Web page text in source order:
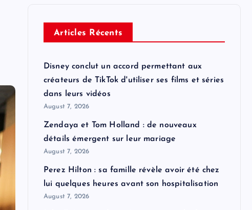
Articles Récents
Disney conclut un accord permettant aux
créateurs de TikTok d'utiliser ses films et séries
dans leurs vidéos
August 7, 2026
Zendaya et Tom Holland : de nouveaux
détails émergent sur leur mariage
August 7, 2026
Perez Hilton : sa famille révèle avoir été chez
lui quelques heures avant son hospitalisation
August 7, 2026